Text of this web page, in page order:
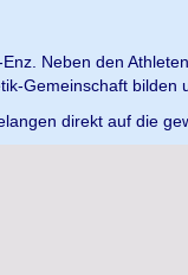
Neben den
Gemeinschaft bilden
direkt auf die